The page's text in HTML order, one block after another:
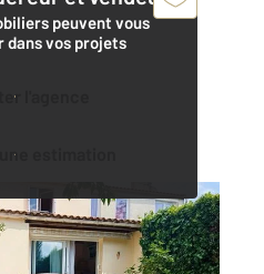
peuvent vous
dans vos projets
l'agence
une estimation